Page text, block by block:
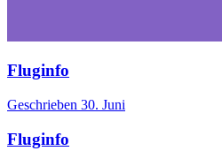
Fluginfo
Geschrieben 30. Juni
Fluginfo